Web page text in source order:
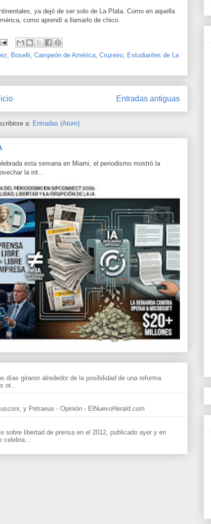
ya dejó de ser solo de La Plata. Como en aquella
como aprendí a llamarlo de chico.
Boselli Campeón de América Cruzeiro Estudiantes de La
Entradas antiguas
a: Entradas (Atom)
esta semana en Miami, el periodismo mostró la
la int...
días giraron alrededor de la posibilidad de una reforma
ot...
y Petraeus - Opinión - ElNuevoHerald.com
sobre libertad de prensa en el 2012, publicado ayer y en